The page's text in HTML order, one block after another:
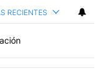
RECIENTES